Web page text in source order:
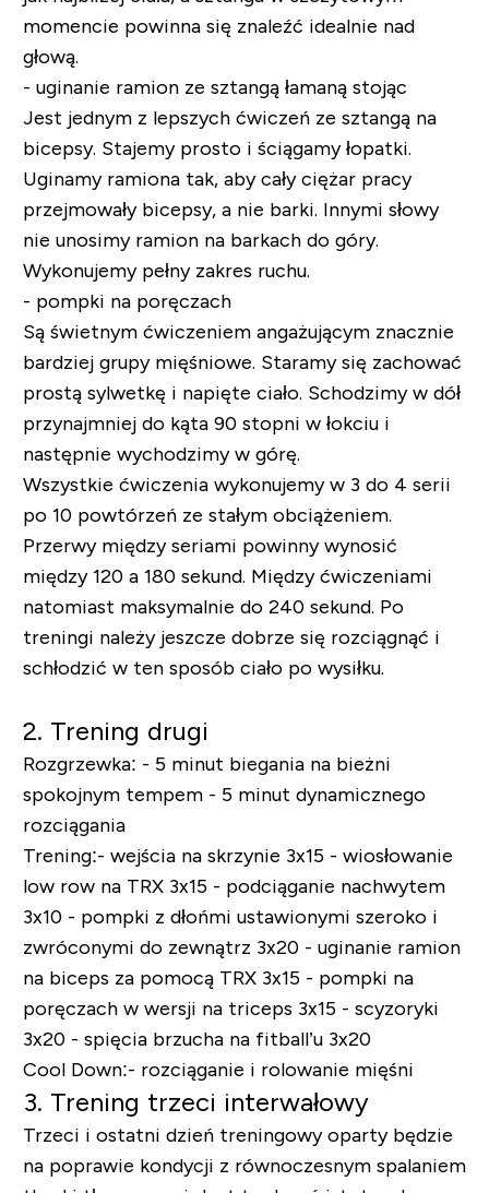
momencie powinna się znaleźć idealnie nad
głową.
- uginanie ramion ze sztangą łamaną stojąc
Jest jednym z lepszych ćwiczeń ze sztangą na
bicepsy. Stajemy prosto i ściągamy łopatki.
Uginamy ramiona tak, aby cały ciężar pracy
przejmowały bicepsy, a nie barki. Innymi słowy
nie unosimy ramion na barkach do góry.
Wykonujemy pełny zakres ruchu.
- pompki na poręczach
Są świetnym ćwiczeniem angażującym znacznie
bardziej grupy mięśniowe. Staramy się zachować
prostą sylwetkę i napięte ciało. Schodzimy w dół
przynajmniej do kąta 90 stopni w łokciu i
następnie wychodzimy w górę.
Wszystkie ćwiczenia wykonujemy w 3 do 4 serii
po 10 powtórzeń ze stałym obciążeniem.
Przerwy między seriami powinny wynosić
między 120 a 180 sekund. Między ćwiczeniami
natomiast maksymalnie do 240 sekund. Po
treningi należy jeszcze dobrze się rozciągnąć i
schłodzić w ten sposób ciało po wysiłku.
2. Trening drugi
Rozgrzewka: - 5 minut biegania na bieżni
spokojnym tempem- 5 minut dynamicznego
rozciągania
Trening:- wejścia na skrzynie 3x15 - wiosłowanie
low row na TRX 3x15 - podciąganie nachwytem
3x10 - pompki z dłońmi ustawionymi szeroko i
zwróconymi do zewnątrz 3x20 - uginanie ramion
na biceps za pomocą TRX 3x15 - pompki na
poręczach w wersji na triceps 3x15 - scyzoryki
3x20 - spięcia brzucha na fitball’u 3x20
Cool Down:- rozciąganie i rolowanie mięśni
3. Trening trzeci interwałowy
Trzeci i ostatni dzień treningowy oparty będzie
na poprawie kondycji z równoczesnym spalaniem